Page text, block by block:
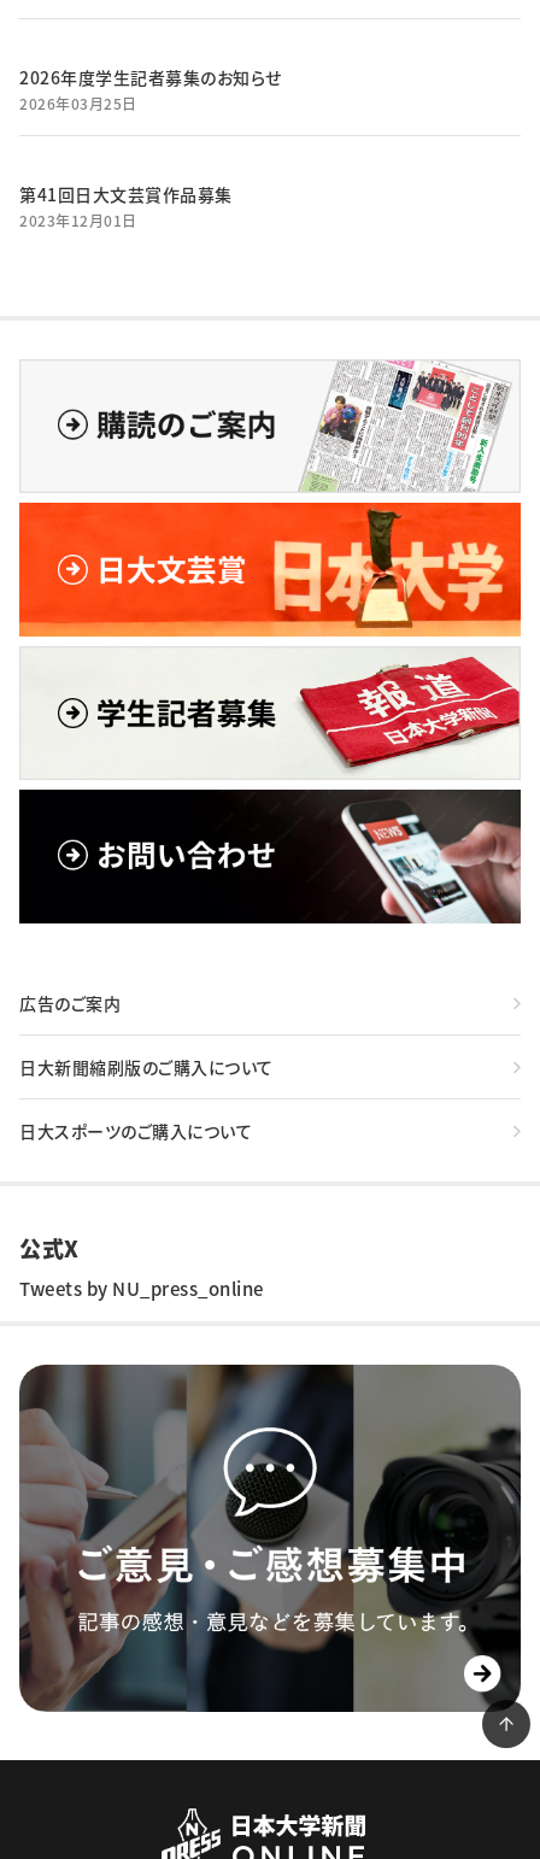
2026年度学生記者募集のお知らせ
2026年03月25日
第41回日大文芸賞作品募集
2023年12月01日
広告のご案内
日大新聞縮刷版のご購入について
日大スポーツのご購入について
公式X
Tweets by NU_press_online